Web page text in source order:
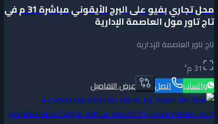
محل تجاري بفيو على البرج الأيقوني مباشرة 31 م في
تاج تاور مول العاصمة الإدارية
تاج تاور العاصمة الإدارية
31 م²
واتساب
اتصل عرض التفاصيل